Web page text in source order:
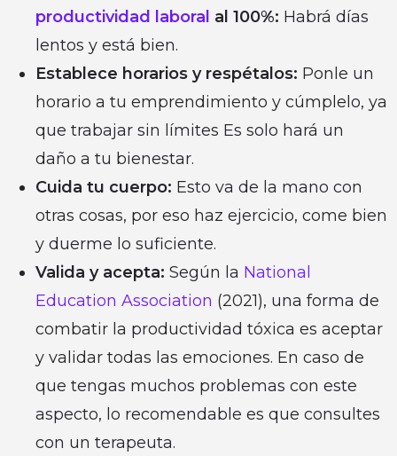
productividad laboral al 100%: Habrá días
lentos y está bien.
Establece horarios y respétalos: Ponle un
horario a tu emprendimiento y cúmplelo, ya
que trabajar sin límites Es solo hará un
daño a tu bienestar.
Cuida tu cuerpo: Esto va de la mano con
otras cosas, por eso haz ejercicio, come bien
y duerme lo suficiente.
Valida y acepta: Según la National
Education Association (2021), una forma de
combatir la productividad tóxica es aceptar
y validar todas las emociones. En caso de
que tengas muchos problemas con este
aspecto, lo recomendable es que consultes
con un terapeuta.